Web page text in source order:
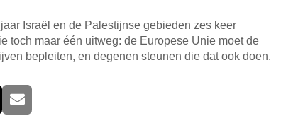
Israël en de Palestijnse gebieden zes keer
toch maar één uitweg: de Europese Unie moet de
bepleiten, en degenen steunen die dat ook doen.
E-mail